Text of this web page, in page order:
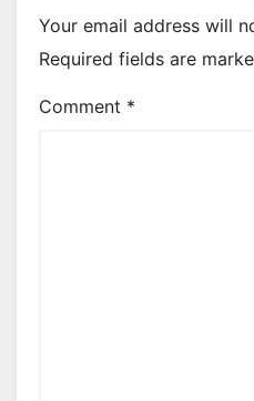
Your email address will
Required fields are
Comment *